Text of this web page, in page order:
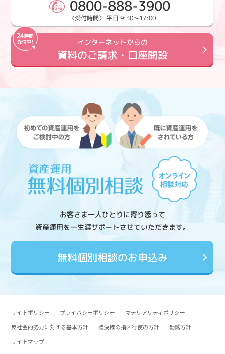
0800-888-3900
〈受付時間〉 平日 9:30～17:00
インターネットからの
資料のご請求・口座開設
お客さま一人ひとりに寄り添って
資産運用を一生涯サポートさせていただきます。
無料個別相談のお申込み
サイトポリシー プライバシーポリシー
マテリアリティポリシー
反社会的勢力に対する基本方針
議決権の指図行使の方針
勧誘方針
サイトマップ